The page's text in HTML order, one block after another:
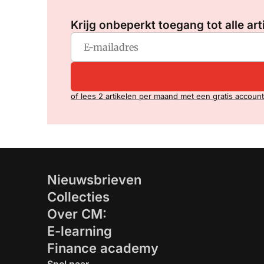
Krijg onbeperkt toegang tot alle
of lees 2 artikelen per maand met een gratis account
Nieuwsbrieven
Collecties
Over CM:
E-learning
Finance academy